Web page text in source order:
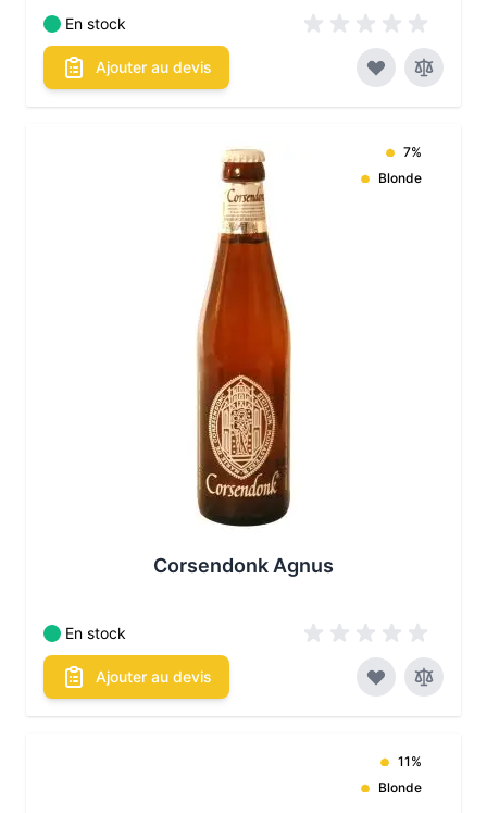
En stock
Ajouter au devis
7%
Blonde
Les conditionnements disponibles :
Corsendonk Agnus
En stock
Ajouter au devis
11%
Blonde